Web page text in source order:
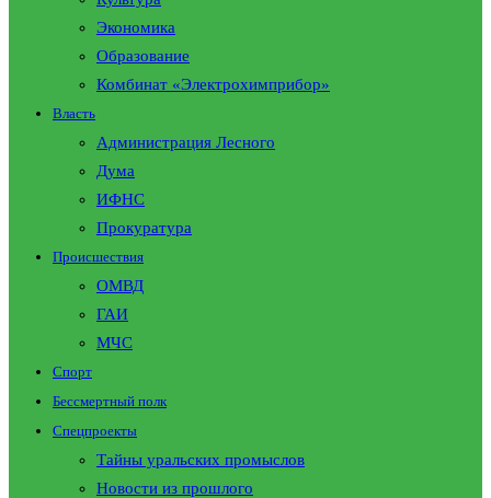
Экономика
Образование
Комбинат «Электрохимприбор»
Власть
Администрация Лесного
Дума
ИФНС
Прокуратура
Происшествия
ОМВД
ГАИ
МЧС
Спорт
Бессмертный полк
Спецпроекты
Тайны уральских промыслов
Новости из прошлого